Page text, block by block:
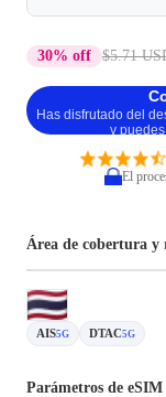
30% off $5.71
Has disfrutado del
y
El
Área de cobertura y
AIS5G DTAC5G
Parámetros de eSIM